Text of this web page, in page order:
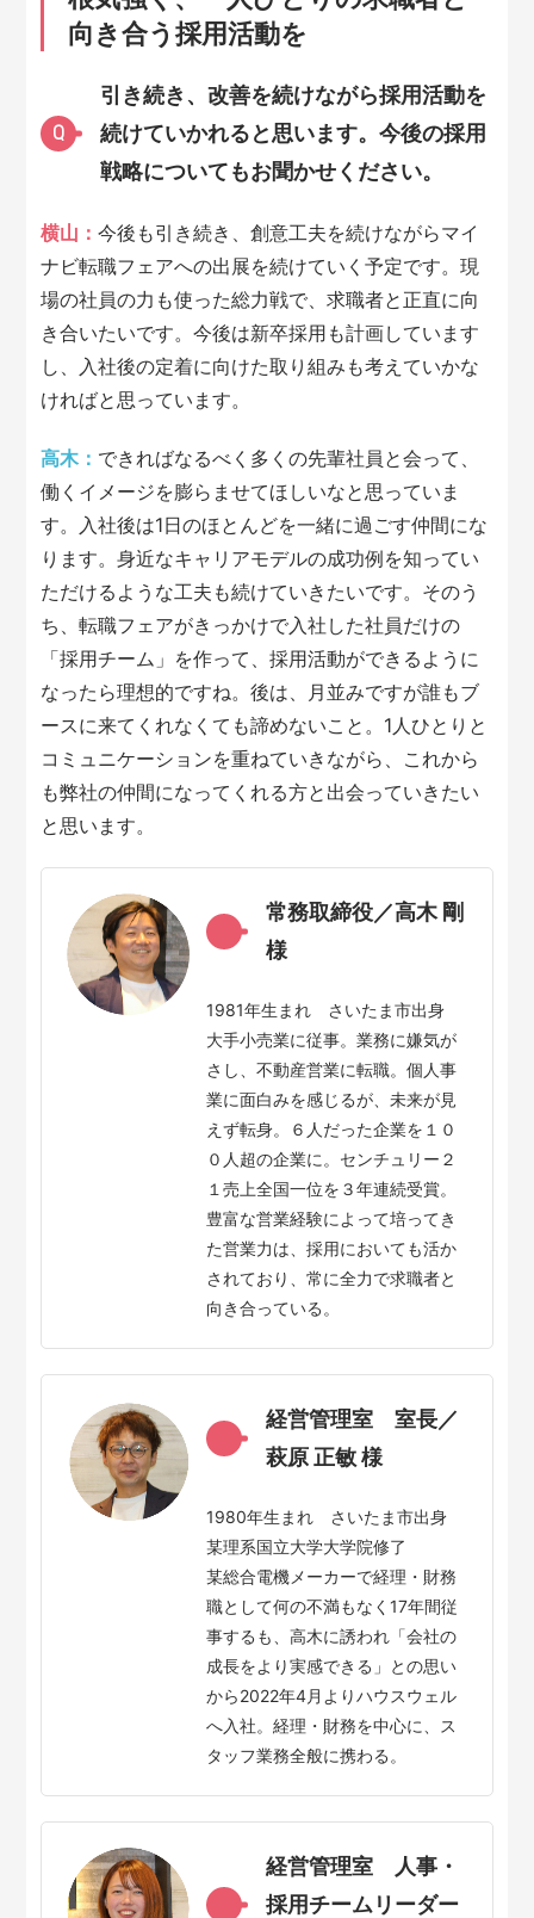
向き合う採用活動を
Q
引き続き、改善を続けながら採用活動を
続けていかれると思います。今後の採用
戦略についてもお聞かせください。
横山：今後も引き続き、創意工夫を続けながらマイ
ナビ転職フェアへの出展を続けていく予定です。現
場の社員の力も使った総力戦で、求職者と正直に向
き合いたいです。今後は新卒採用も計画しています
し、入社後の定着に向けた取り組みも考えていかな
ければと思っています。
高木： できればなるべく多くの先輩社員と会って、
働くイメージを膨らませてほしいなと思っていま
す。入社後は1日のほとんどを一緒に過ごす仲間にな
ります。身近なキャリアモデルの成功例を知ってい
ただけるような工夫も続けていきたいです。そのう
ち、転職フェアがきっかけで入社した社員だけの
「採用チーム」を作って、採用活動ができるように
なったら理想的ですね。後は、月並みですが誰もブ
ースに来てくれなくても諦めないこと。1人ひとりと
コミュニケーションを重ねていきながら、これから
も弊社の仲間になってくれる方と出会っていきたい
と思います。
常務取締役／高木 剛
様
1981年生まれ さいたま市出身
大手小売業に従事。業務に嫌気が
さし、不動産営業に転職。個人事
業に面白みを感じるが、未来が見
えず転身。６人だった企業を１０
０人超の企業に。センチュリー２
１売上全国一位を３年連続受賞。
豊富な営業経験によって培ってき
た営業力は、採用においても活か
されており、常に全力で求職者と
向き合っている。
経営管理室 室長／
萩原 正敏 様
1980年生まれ さいたま市出身
某理系国立大学大学院修了
某総合電機メーカーで経理・財務
職として何の不満もなく17年間従
事するも、高木に誘われ「会社の
成長をより実感できる」との思い
から2022年4月よりハウスウェル
へ入社。経理・財務を中心に、ス
タッフ業務全般に携わる。
経営管理室 人事・
採用チームリーダー